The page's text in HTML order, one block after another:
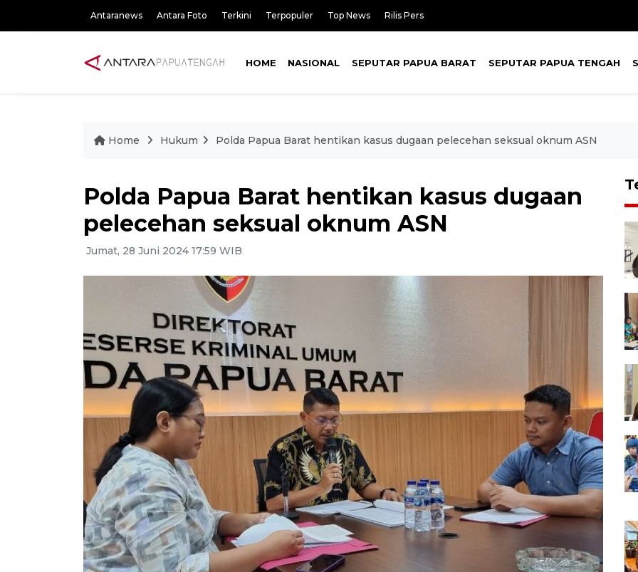
Antaranews Antara Foto Terkini Terpopuler Top News Rilis Pers
HOME NASIONAL SEPUTAR PAPUA BARAT SEPUTAR PAPUA TENGAH
Home Hukum Polda Papua Barat hentikan kasus dugaan pelecehan seksual oknum ASN
Polda Papua Barat hentikan kasus dugaan
pelecehan seksual oknum ASN
Jumat, 28 Juni 2024 17:59 WIB